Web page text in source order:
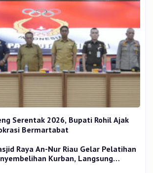
Serentak 2026, Bupati Rohil Ajak
Bermartabat
Raya An-Nur Riau Gelar Pelatihan
Kurban, Langsung